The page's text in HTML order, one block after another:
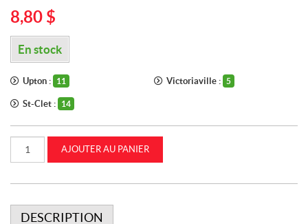
8,80 $
En stock
Upton : 11 Victoriaville : 5
St-Clet : 14
Gel
pour
mains
contenant
AJOUTER AU PANIER
DESCRIPTION